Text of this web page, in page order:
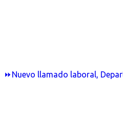
⏩Nuevo llamado laboral,